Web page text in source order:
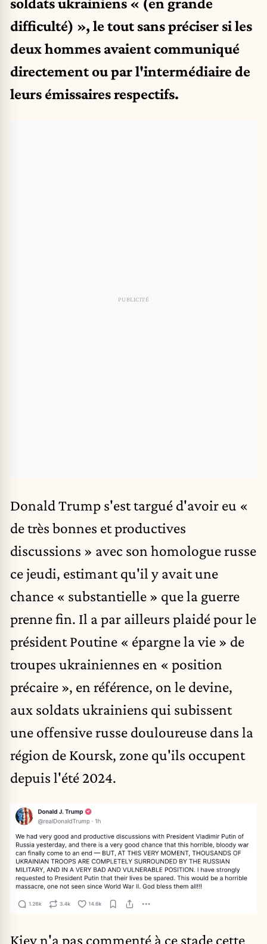
difficulté) », le tout sans préciser si les
deux hommes avaient communiqué
directement ou par l'intermédiaire de
leurs émissaires respectifs.
Donald Trump s'est targué d'avoir eu «
de très bonnes et productives
discussions » avec son homologue russe
ce jeudi, estimant qu'il y avait une
chance « substantielle » que la guerre
prenne fin. Il a par ailleurs plaidé pour le
président Poutine « épargne la vie » de
troupes ukrainiennes en « position
précaire », en référence, on le devine,
aux soldats ukrainiens qui subissent
une offensive russe douloureuse dans la
région de Koursk, zone qu'ils occupent
depuis l'été 2024.
Kiev n'a pas commenté à ce stade cette